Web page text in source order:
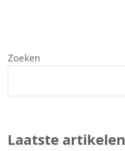
Zoeken
Laatste artikelen